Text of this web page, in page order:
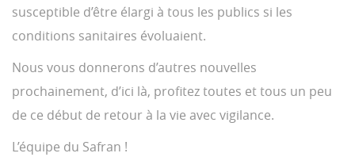
susceptible d’être élargi à tous les publics si les
conditions sanitaires évoluaient.
Nous vous donnerons d’autres nouvelles
prochainement, d’ici là, profitez toutes et tous un peu
de ce début de retour à la vie avec vigilance.
L’équipe du Safran !